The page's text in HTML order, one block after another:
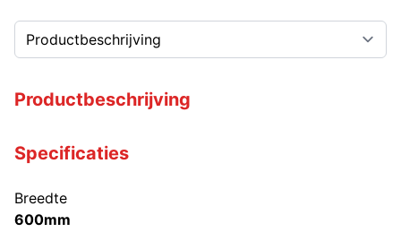
Productbeschrijving
Specificaties
Breedte
600mm